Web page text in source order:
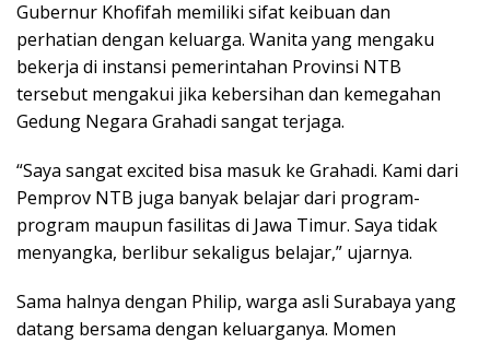
Gubernur Khofifah memiliki sifat keibuan dan
perhatian dengan keluarga. Wanita yang mengaku
bekerja di instansi pemerintahan Provinsi NTB
tersebut mengakui jika kebersihan dan kemegahan
Gedung Negara Grahadi sangat terjaga.
“Saya sangat excited bisa masuk ke Grahadi. Kami dari
Pemprov NTB juga banyak belajar dari program-
program maupun fasilitas di Jawa Timur. Saya tidak
menyangka, berlibur sekaligus belajar,” ujarnya.
Sama halnya dengan Philip, warga asli Surabaya yang
datang bersama dengan keluarganya. Momen